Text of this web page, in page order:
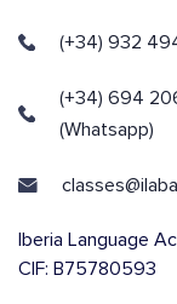
(+34) 932
(+34) 694
(Whatsapp)
Iberia Language
CIF: B75780593